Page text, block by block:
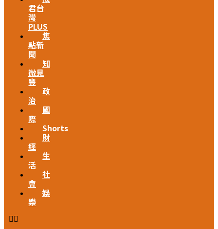
君台
灣
PLUS
焦
點新
聞
知
微見
豐
政
治
國
際
Shorts
財
經
生
活
社
會
娛
樂